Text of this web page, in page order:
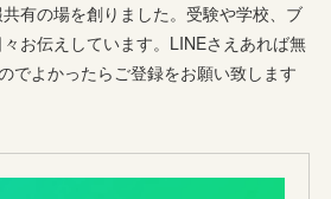
共有の場を創りました。受験や学校、ブ
お伝えしています。LINEさえあれば無
でよかったらご登録をお願い致します